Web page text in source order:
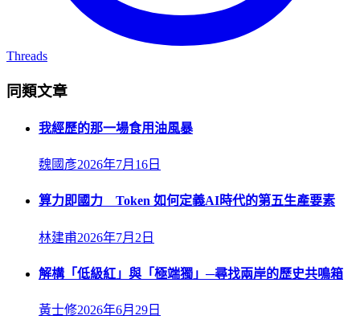
Threads
同類文章
我經歷的那一場食用油風暴
魏國彥2026年7月16日
算力即國力 Token 如何定義AI時代的第五生產要素
林建甫2026年7月2日
解構「低級紅」與「極端獨」─尋找兩岸的歷史共鳴箱
黃士修2026年6月29日